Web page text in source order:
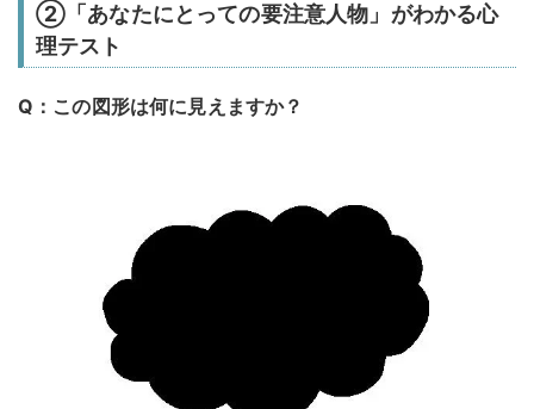
②「あなたにとっての要注意人物」がわかる心
理テスト
Q：この図形は何に見えますか？